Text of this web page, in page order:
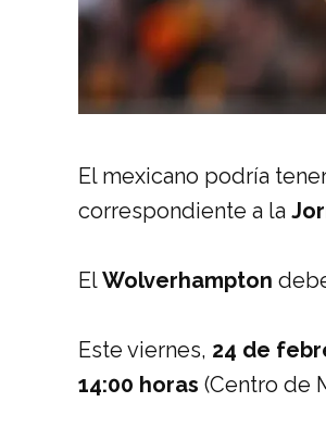
El mexicano podría
correspondiente a la
ElWolverhampton
Este viernes, 24 de
14:00 horas (Centro de